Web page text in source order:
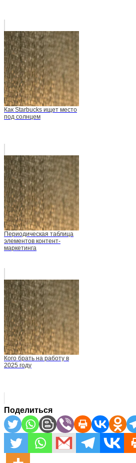
Как Starbucks ищет место
под солнцем
Периодическая таблица
элементов контент-
маркетинга
Кого брать на работу в
2025 году
Поделиться